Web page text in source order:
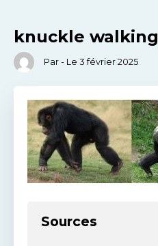
knuckle walking
Par - Le 3 février 2025
Sources